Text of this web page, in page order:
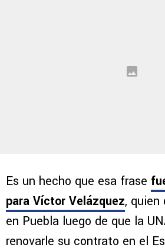
Es un hecho que esa frase
para Víctor Velázquez, quien
en Puebla luego de que la
renovarle su contrato en el